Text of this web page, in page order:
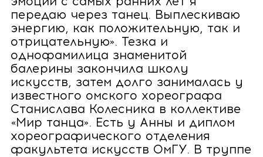
передаю через танец. Выплескиваю
энергию, как положительную, так и
отрицательную». Тезка и
однофамилица знаменитой
балерины закончила школу
искусств, затем долго занималась у
известного омского хореографа
Станислава Колесника в коллективе
«Мир танца». Есть у Анны и диплом
хореографического отделения
факультета искусств ОмГУ. В труппе